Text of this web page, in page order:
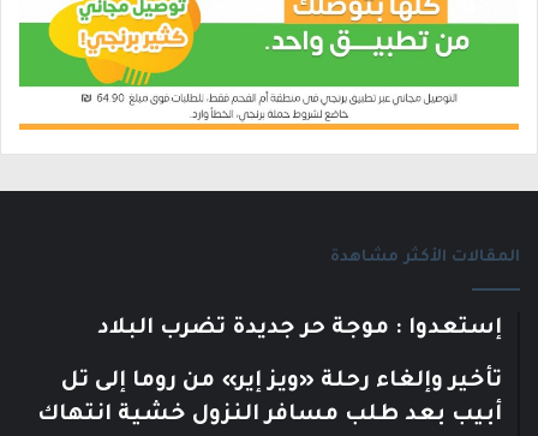
المقالات الأكثر مشاهدة
إستعدوا : موجة حر جديدة تضرب البلاد
تأخير وإلغاء رحلة «ويز إير» من روما إلى تل
أبيب بعد طلب مسافر النزول خشية انتهاك